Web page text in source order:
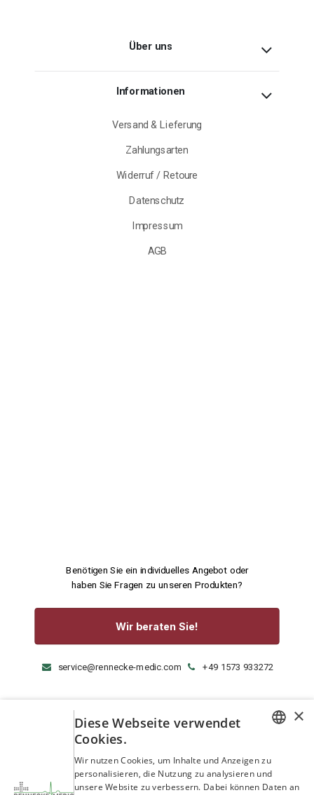
Über uns
Versand & Lieferung
Zahlungsarten
Widerruf / Retoure
Datenschutz
haben Sie Fragen zu unseren Produkten?
Wir beraten Sie!
service@rennecke-medic.com +49 1573 933272
ENGLISH
×
Diese Webseite verwendet
Cookies.
Wir nutzen Cookies, um Inhalte und Anzeigen zu
personalisieren, die Nutzung zu analysieren und
unsere Website zu verbessern. Dabei können Daten an